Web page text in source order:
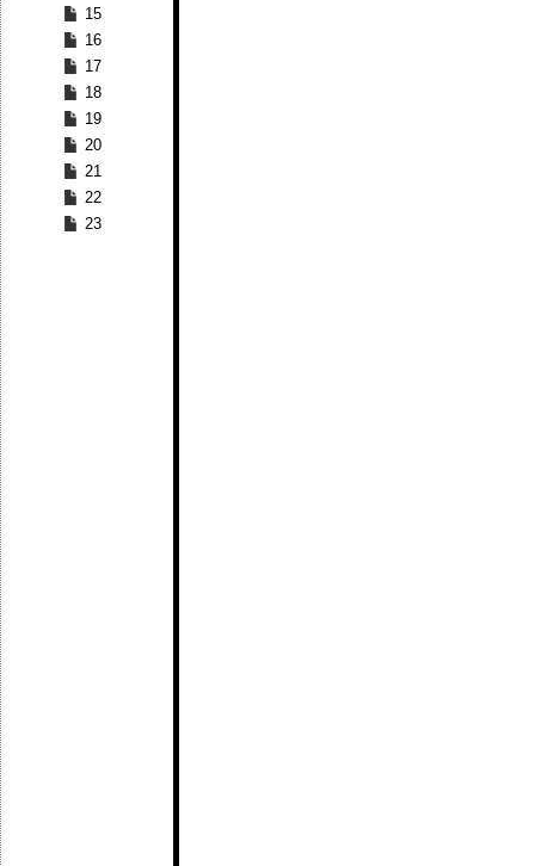
15
16
17
18
19
20
21
22
23